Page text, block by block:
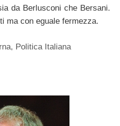
da Berlusconi che Bersani.
ma con eguale fermezza.
, Politica Italiana